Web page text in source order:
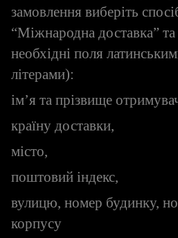
замовлення виберіть
“Міжнародна доставка” та
необхідні поля
літерами):
ім’я та прізвище
країну доставки,
місто,
поштовий індекс,
вулицю, номер будинку,
корпусу